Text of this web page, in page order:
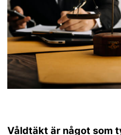
Våldtäkt är något som